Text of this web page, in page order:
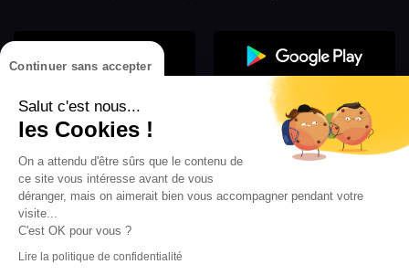
Continuer sans accepter
Salut c'est nous...
les Cookies !
On a attendu d'être sûrs que le contenu de
ce site vous intéresse avant de vous
déranger, mais on aimerait bien vous accompagner pendant votre
visite...
C'est OK pour vous ?
Lire la politique de confidentialité
Confidentialité
Gestion des cookies
Conditions générales d’utilisation
Mentions légales
les webradios RIFFX
en exclusivité sur VIBES le titre de la révé